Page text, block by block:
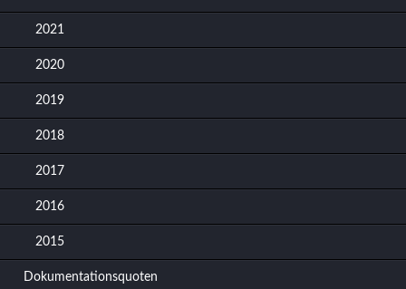
2021
2020
2019
2018
2017
2016
2015
Dokumentationsquoten